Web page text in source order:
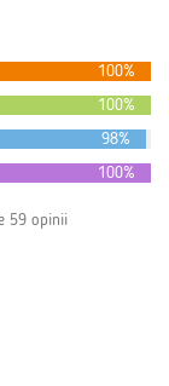
100%
100%
98%
100%
59 opinii